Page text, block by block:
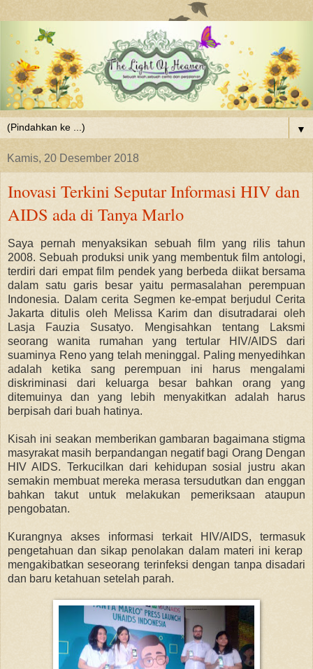
▼
Kamis, 20 Desember 2018
Inovasi Terkini Seputar Informasi HIV dan
AIDS ada di Tanya Marlo
Saya pernah menyaksikan sebuah film yang rilis tahun
2008. Sebuah produksi unik yang membentuk film antologi,
terdiri dari empat film pendek yang berbeda diikat bersama
dalam satu garis besar yaitu permasalahan perempuan
Indonesia. Dalam cerita Segmen ke-empat berjudul Cerita
Jakarta ditulis oleh Melissa Karim dan disutradarai oleh
Lasja Fauzia Susatyo. Mengisahkan tentang Laksmi
seorang wanita rumahan yang tertular HIV/AIDS dari
suaminya Reno yang telah meninggal. Paling menyedihkan
adalah ketika sang perempuan ini harus mengalami
diskriminasi dari keluarga besar bahkan orang yang
ditemuinya dan yang lebih menyakitkan adalah harus
berpisah dari buah hatinya.
Kisah ini seakan memberikan gambaran bagaimana stigma
masyrakat masih berpandangan negatif bagi Orang Dengan
HIV AIDS. Terkucilkan dari kehidupan sosial justru akan
semakin membuat mereka merasa tersudutkan dan enggan
bahkan takut untuk melakukan pemeriksaan ataupun
pengobatan.
Kurangnya akses informasi terkait HIV/AIDS, termasuk
pengetahuan dan sikap penolakan dalam materi ini kerap
mengakibatkan seseorang terinfeksi dengan tanpa disadari
dan baru ketahuan setelah parah.